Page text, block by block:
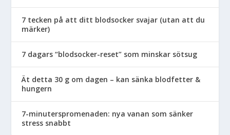
7 tecken på att ditt blodsocker svajar (utan att du
märker)
7 dagars “blodsocker-reset” som minskar sötsug
Ät detta 30 g om dagen – kan sänka blodfetter &
hungern
7-minuterspromenaden: nya vanan som sänker
stress snabbt